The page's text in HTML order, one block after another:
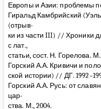
Европы и Азии: проблемы
Гиральд Камбрийский
(отрыв-
ки из части III) // Хроники
с лат.,
статьи, сост. Н. Горелова.
Горский А.А. Кривичи и
ской истории) // ДГ.
Горский А.А. Русь: от
цар-
ства. М., 2004.